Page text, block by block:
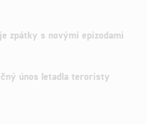
zpátky s novými epizodami
únos letadla teroristy